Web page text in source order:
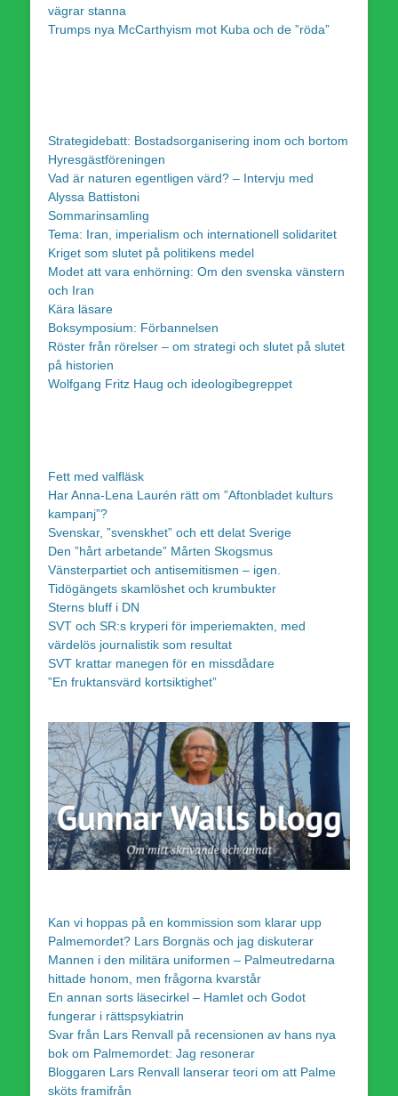
vägrar stanna
Trumps nya McCarthyism mot Kuba och de ”röda”
Strategidebatt: Bostadsorganisering inom och bortom
Hyresgästföreningen
Vad är naturen egentligen värd? – Intervju med
Alyssa Battistoni
Sommarinsamling
Tema: Iran, imperialism och internationell solidaritet
Kriget som slutet på politikens medel
Modet att vara enhörning: Om den svenska vänstern
och Iran
Kära läsare
Boksymposium: Förbannelsen
Röster från rörelser – om strategi och slutet på slutet
på historien
Wolfgang Fritz Haug och ideologibegreppet
Fett med valfläsk
Har Anna-Lena Laurén rätt om ”Aftonbladet kulturs
kampanj”?
Svenskar, ”svenskhet” och ett delat Sverige
Den ”hårt arbetande” Mårten Skogsmus
Vänsterpartiet och antisemitismen – igen.
Tidögängets skamlöshet och krumbukter
Sterns bluff i DN
SVT och SR:s kryperi för imperiemakten, med
värdelös journalistik som resultat
SVT krattar manegen för en missdådare
”En fruktansvärd kortsiktighet”
Kan vi hoppas på en kommission som klarar upp
Palmemordet? Lars Borgnäs och jag diskuterar
Mannen i den militära uniformen – Palmeutredarna
hittade honom, men frågorna kvarstår
En annan sorts läsecirkel – Hamlet och Godot
fungerar i rättspsykiatrin
Svar från Lars Renvall på recensionen av hans nya
bok om Palmemordet: Jag resonerar
Bloggaren Lars Renvall lanserar teori om att Palme
sköts framifrån